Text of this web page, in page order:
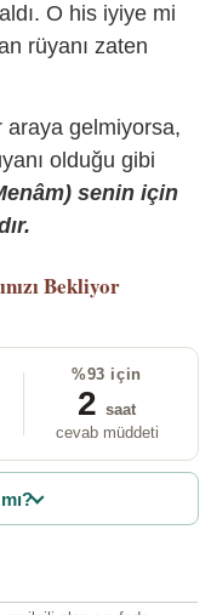
O his iyiye mi
rüyanı zaten
araya gelmiyorsa,
olduğu gibi
senin için
Bekliyor
%93 için
2 saat
cevab müddeti